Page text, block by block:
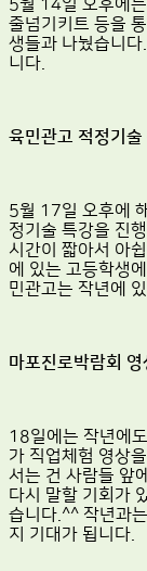
5월 14일 오후에
줄넘기키트 등을
생들과 나눴습니
니다.
육민관고 적정기술
5월 17일 오후에
정기술 특강을 진
시간이 짧아서 아
에 있는 고등학생
민관고는 작년에
마포진로박람회 영
18일에는 작년에
가 직업체험 영상
서는 건 사람들 앞
다시 말할 기회가
습니다.^^ 작년과
지 기대가 됩니다.